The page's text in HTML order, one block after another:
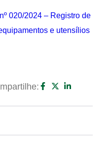
020/2024 – Registro de
e utensílios